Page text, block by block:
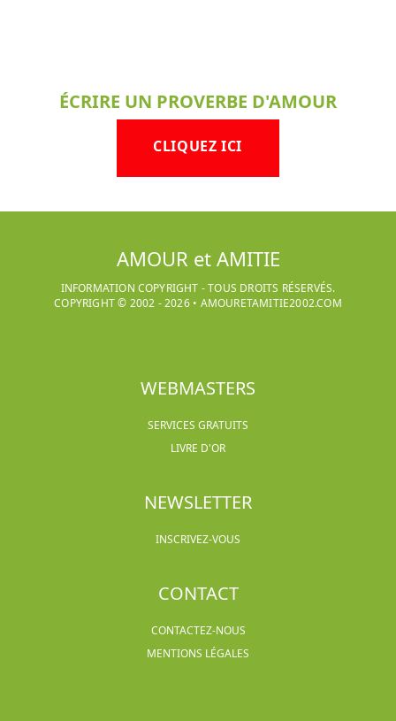
ÉCRIRE UN PROVERBE D'AMOUR
CLIQUEZ ICI
AMOUR et AMITIE
INFORMATION COPYRIGHT - TOUS DROITS RÉSERVÉS.
COPYRIGHT © 2002 -2026• AMOURETAMITIE2002.COM
WEBMASTERS
SERVICES GRATUITS
LIVRE D'OR
NEWSLETTER
INSCRIVEZ-VOUS
CONTACT
CONTACTEZ-NOUS
MENTIONS LÉGALES